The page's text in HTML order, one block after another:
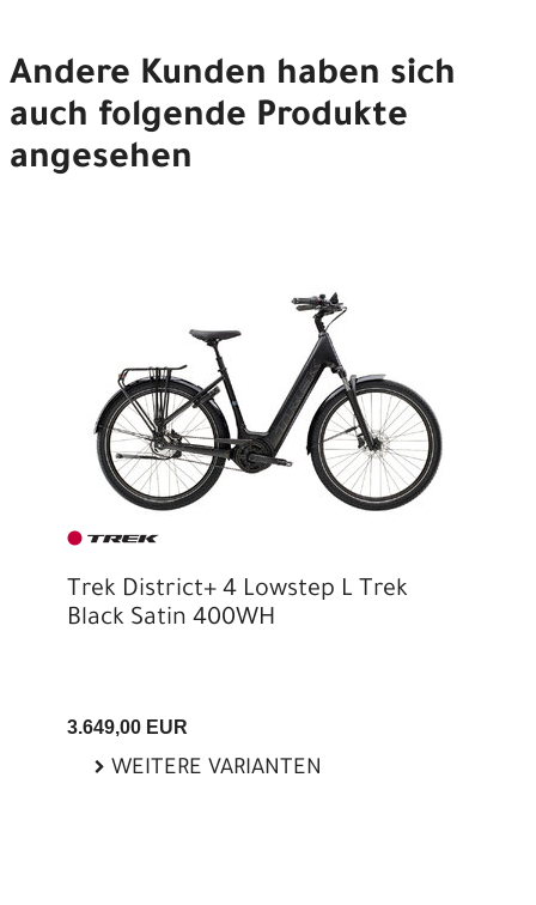
Andere Kunden haben sich
auch folgende Produkte
angesehen
Trek District+ 4 Lowstep L Trek
Black Satin 400WH
3.649,00 EUR
WEITERE VARIANTEN